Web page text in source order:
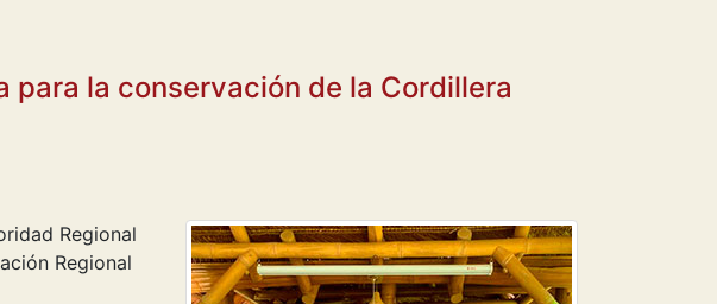
para la conservación de la Cordillera
Regional
Regional